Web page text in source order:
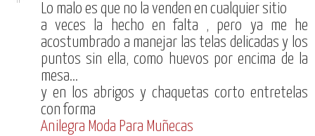
Lo malo es que no la venden en cualquier sitio
a veces la hecho en falta , pero ya me he
acostumbrado a manejar las telas delicadas y los
puntos sin ella, como huevos por encima de la
mesa...
y en los abrigos y chaquetas corto entretelas
con forma
Anilegra Moda Para Muñecas